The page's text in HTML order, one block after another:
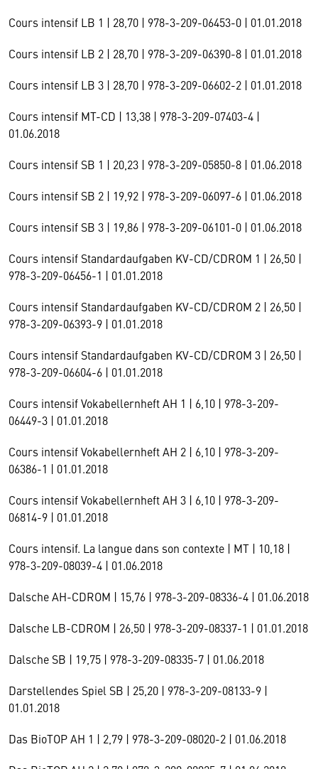
Cours intensif LB 1 | 28,70 | 978-3-209-06453-0 | 01.01.2018
Cours intensif LB 2 | 28,70 | 978-3-209-06390-8 | 01.01.2018
Cours intensif LB 3 | 28,70 | 978-3-209-06602-2 | 01.01.2018
Cours intensif MT-CD | 13,38 | 978-3-209-07403-4 |
01.06.2018
Cours intensif SB 1 | 20,23 | 978-3-209-05850-8 | 01.06.2018
Cours intensif SB 2 | 19,92 | 978-3-209-06097-6 | 01.06.2018
Cours intensif SB 3 | 19,86 | 978-3-209-06101-0 | 01.06.2018
Cours intensif Standardaufgaben KV-CD/CDROM 1 | 26,50 |
978-3-209-06456-1 | 01.01.2018
Cours intensif Standardaufgaben KV-CD/CDROM 2 | 26,50 |
978-3-209-06393-9 | 01.01.2018
Cours intensif Standardaufgaben KV-CD/CDROM 3 | 26,50 |
978-3-209-06604-6 | 01.01.2018
Cours intensif Vokabellernheft AH 1 | 6,10 | 978-3-209-
06449-3 | 01.01.2018
Cours intensif Vokabellernheft AH 2 | 6,10 | 978-3-209-
06386-1 | 01.01.2018
Cours intensif Vokabellernheft AH 3 | 6,10 | 978-3-209-
06814-9 | 01.01.2018
Cours intensif. La langue dans son contexte | MT | 10,18 |
978-3-209-08039-4 | 01.06.2018
Dalsche AH-CDROM | 15,76 | 978-3-209-08336-4 | 01.06.2018
Dalsche LB-CDROM | 26,50 | 978-3-209-08337-1 | 01.01.2018
Dalsche SB | 19,75 | 978-3-209-08335-7 | 01.06.2018
Darstellendes Spiel SB | 25,20 | 978-3-209-08133-9 |
01.01.2018
Das BioTOP AH 1 | 2,79 | 978-3-209-08020-2 | 01.06.2018